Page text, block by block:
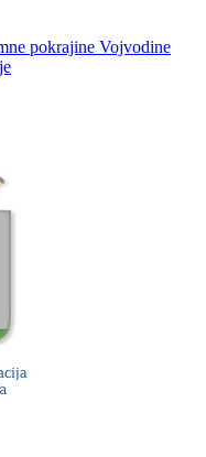
pokrajine Vojvodine